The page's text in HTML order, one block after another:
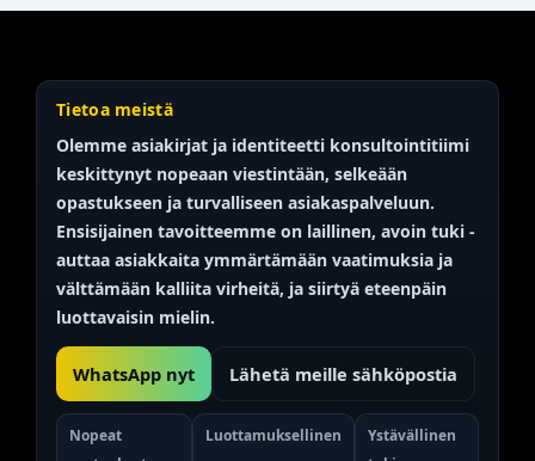
Tietoa meistä
Olemme asiakirjat ja identiteetti konsultointitiimi
keskittynyt nopeaan viestintään, selkeään
opastukseen ja turvalliseen asiakaspalveluun.
Ensisijainen tavoitteemme on laillinen, avoin tuki -
auttaa asiakkaita ymmärtämään vaatimuksia ja
välttämään kalliita virheitä, ja siirtyä eteenpäin
luottavaisin mielin.
WhatsApp nyt Lähetä meille sähköpostia
Nopeat
Luottamuksellinen
Ystävällinen